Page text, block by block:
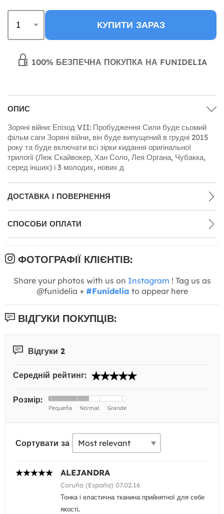
КУПИТИ ЗАРАЗ
100% БЕЗПЕЧНА ПОКУПКА НА FUNIDELIA
ОПИС
Зоряні війни: Епізод VII: Пробудження Сили буде сьомий
фільм саги Зоряні війни, він буде випущений в грудні 2015
року та буде включати всі зірки кидання оригінальної
трилогії (Люк Скайвокер, Хан Соло, Лея Органа, Чубакка,
серед інших) і 3 молодих, нових д
ДОСТАВКА І ПОВЕРНЕННЯ
СПОСОБИ ОПЛАТИ
ФОТОГРАФІЇ КЛІЄНТІВ:
Share your photos with us on Instagram ! Tag us as
@funidelia + #Funidelia to appear here
ВІДГУКИ ПОКУПЦІВ:
Відгуки 2
Середній рейтинг:
Розмір:
Сортувати за
ALEJANDRA
Coruña (España) 07.02.16
Тонка і еластична тканина прийнятної для себе
якості.